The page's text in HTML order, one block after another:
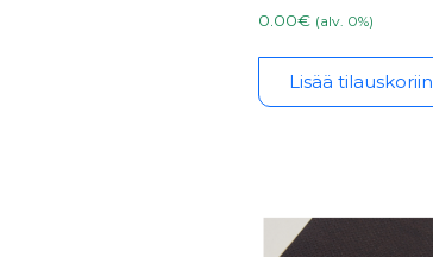
0.00€ (alv. 0%)
Lisää tilauskoriin